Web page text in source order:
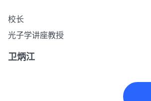
校长
光子学讲座教授
卫炳江